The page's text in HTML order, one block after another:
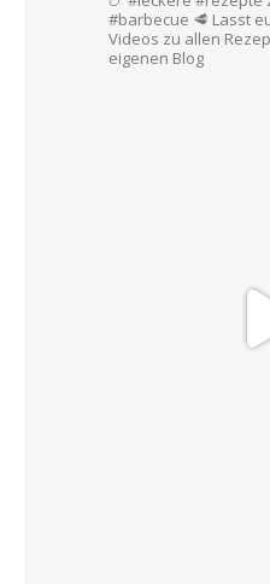
#barbecue 🥩 Lasst
Videos zu allen
eigenen Blog